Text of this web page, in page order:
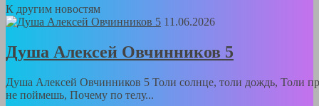
К другим новостям
11.06.2026
Душа Алексей Овчинников 5
Душа Алексей Овчинников 5 Толи солнце, толи дождь, Толи
не поймешь, Почему по телу...